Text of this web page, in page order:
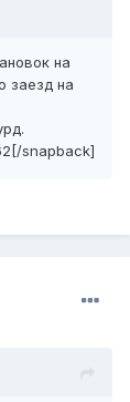
на
заезд на
snapback]